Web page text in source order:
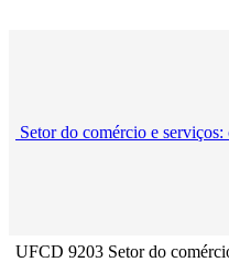
Setor do comércio e
UFCD 9203 Setor do